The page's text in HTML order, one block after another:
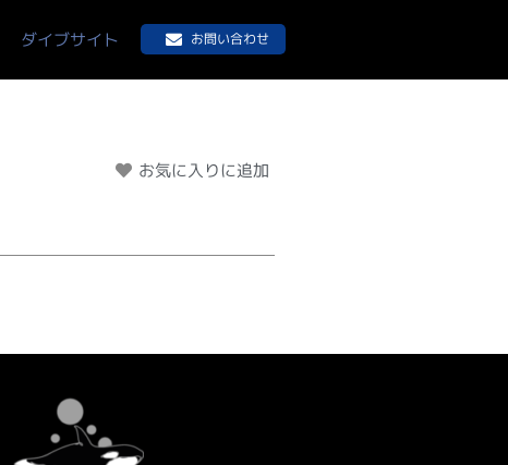
ダイブサイト お問い合わせ
お気に入りに追加